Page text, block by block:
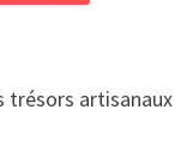
trésors artisanaux